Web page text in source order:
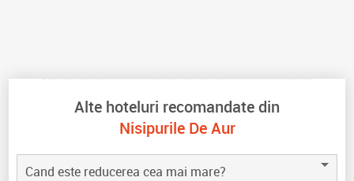
Alte hoteluri recomandate din
Nisipurile De Aur
Cand este reducerea cea mai mare?